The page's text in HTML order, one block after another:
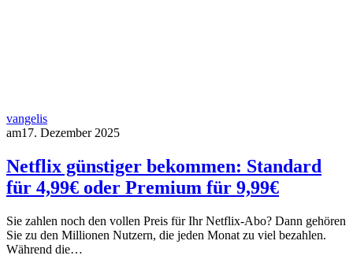
vangelis
am17. Dezember 2025
Netflix günstiger bekommen: Standard
für 4,99€ oder Premium für 9,99€
Sie zahlen noch den vollen Preis für Ihr Netflix-Abo? Dann gehören
Sie zu den Millionen Nutzern, die jeden Monat zu viel bezahlen.
Während die…